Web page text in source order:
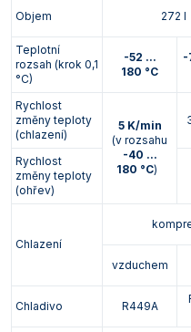
Objem 272 l
Teplotní
rozsah (krok 0,1
°C)
-52 ...
180 °C
-
Rychlost
změny teploty
(chlazení)
5 K/min
(v rozsahu
-40 ...
180 °C)
Rychlost
změny teploty
(ohřev)
Chlazení
vzduchem
Chladivo R449A